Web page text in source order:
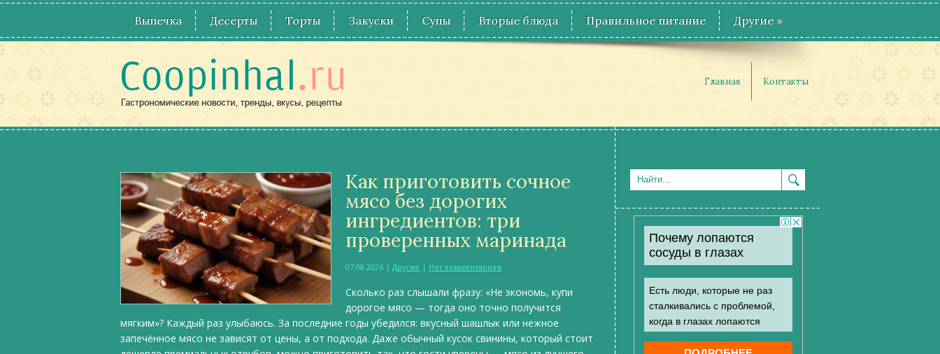
Выпечка Десерты Торты Закуски Супы Вторые блюда Правильное питание Другие »
Главная Контакты
Как приготовить сочное
мясо без дорогих
ингредиентов: три
проверенных маринада
07.08.2026 | Другие | Нет комментариев
Сколько раз слышали фразу: «Не экономь, купи
дорогое мясо — тогда оно точно получится
мягким»? Каждый раз улыбаюсь. За последние годы убедился: вкусный шашлык или нежное
запечённое мясо не зависят от цены, а от подхода. Даже обычный кусок свинины, который стоит